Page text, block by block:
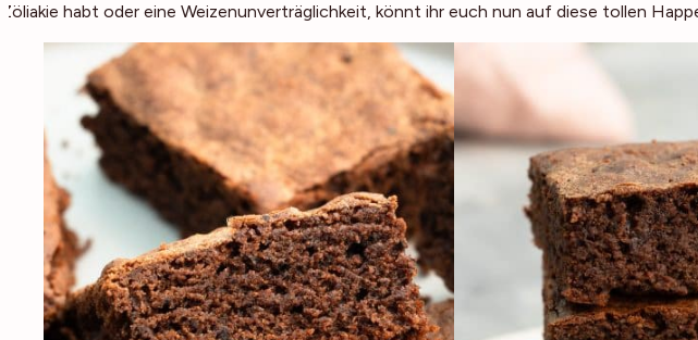
Zöliakie habt oder eine Weizenunverträglichkeit, könnt ihr euch nun auf diese tollen